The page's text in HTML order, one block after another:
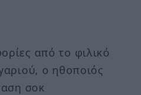
από το φιλικό
ο ηθοποιός
σοκ